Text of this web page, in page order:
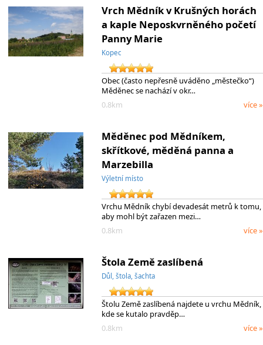
Vrch Mědník v Krušných horách
a kaple Neposkvrněného početí
Panny Marie
Kopec
Obec (často nepřesně uváděno „městečko“)
Měděnec se nachází v okr…
0.8km
více »
Měděnec pod Mědníkem,
skřítkové, měděná panna a
Marzebilla
Výletní místo
Vrchu Mědník chybí devadesát metrů k tomu,
aby mohl být zařazen mezi…
0.8km
více »
Štola Země zaslíbená
Důl, štola, šachta
Štolu Země zaslíbená najdete u vrchu Mědník,
kde se kutalo pravděp…
0.8km
více »